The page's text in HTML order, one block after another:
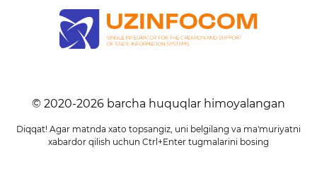
© 2020-2026 barcha huquqlar himoyalangan
Diqqat! Agar matnda xato topsangiz, uni belgilang va ma'muriyatni
xabardor qilish uchun Ctrl+Enter tugmalarini bosing